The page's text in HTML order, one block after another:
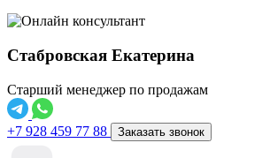
Стабровская Екатерина
Старший менеджер по продажам
+7 928 459 77 88 Заказать звонок